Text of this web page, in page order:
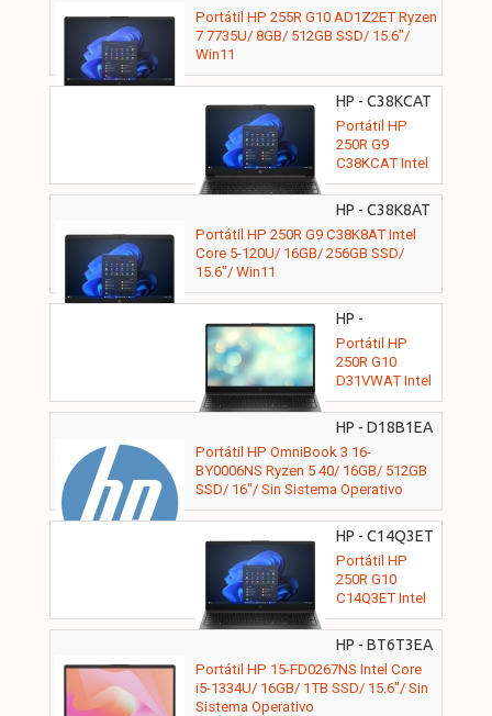
Operativo
Portátil HP 255R G10 AD1Z2ET Ryzen
7 7735U/ 8GB/ 512GB SSD/ 15.6"/
Win11
HP - C38KCAT
16GB
Portátil HP
250R G9
C38KCAT Intel
Core 3-100U/
16GB/ 512GB
SSD/ 15.6"/
Win11
HP - C38K8AT
16GB
Portátil HP 250R G9 C38K8AT Intel
Core 5-120U/ 16GB/ 256GB SSD/
15.6"/ Win11
HP -
D31VWAT
Portátil HP
250R G10
D31VWAT Intel
Core 5-120U/
16GB/ 512GB
SSD/ 15.6"/ Sin
Sistema
Operativo
HP - D18B1EA
Portátil HP OmniBook 3 16-
BY0006NS Ryzen 5 40/ 16GB/ 512GB
SSD/ 16"/ Sin Sistema Operativo
HP - C14Q3ET
Portátil HP
250R G10
C14Q3ET Intel
Core 5-120U/
8GB/ 512GB
SSD/ 15.6"/
Win11 Pro
HP - BT6T3EA
16GB 1TB
Portátil HP 15-FD0267NS Intel Core
i5-1334U/ 16GB/ 1TB SSD/ 15.6"/ Sin
Sistema Operativo